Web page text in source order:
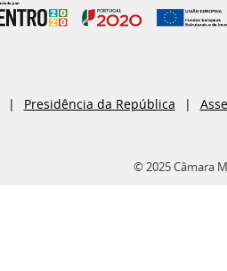
Presidência da República
© 2025 Câmara